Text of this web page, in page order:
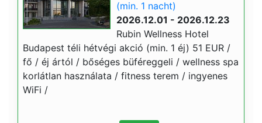
(min. 1 nacht)
2026.12.01 - 2026.12.23
Rubin Wellness Hotel
Budapest téli hétvégi akció (min. 1 éj) 51 EUR /
fő / éj ártól / bőséges büféreggeli / wellness spa
korlátlan használata / fitness terem / ingyenes
WiFi /